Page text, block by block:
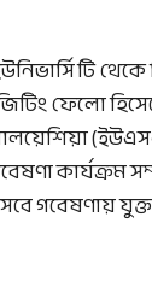
ফেলো
কার্যক্রম
গবেষণায়